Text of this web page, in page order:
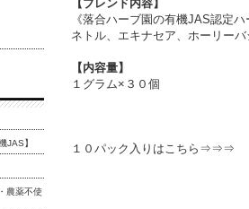
【ブレンド内容】
《落合ハーブ園の有機JAS認定ハ
ネトル、エキナセア、ホーリー
【内容量】
１グラム×３０個
１０パック入りはこちら ⇒⇒⇒
JAS】
農薬不使